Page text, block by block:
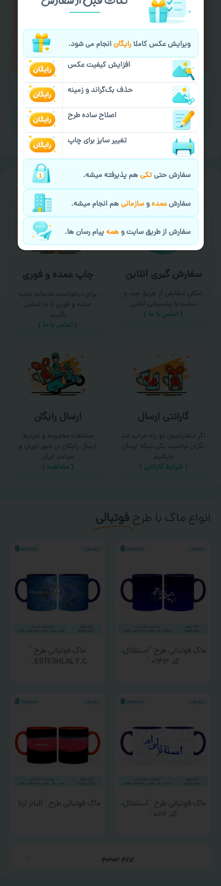
کادو کردن سفارش با اپراتو عکسچاپ هماهنگی
لازم را انجام دهید.
ایمیل جهت ثبت یا پیگیری سفارش:
aks4chap.com@gmail.com
برای ارسال پیام کلیک کنید
خیالت راحت ازسفارش گیری
سفارش گیری آنلاین
امکان سفارش از طریق چت و
سایت با پشتیبانی آنلاین
( تماس با ما‌ )
چاپ عمده و فوری
برای درخواست خدمات چاپ
عمده و فوری با ما تماس
بگیرید
( تماس با ما )
گارانتی ارسال
اگر سفارشتون تو راه خراب شد
نگران نباشید، یکی دیگه ارسال
میکنیم
( شرایط گارانتی )
ارسال رایگان
مشاهده محدوده و شرایط
ارسال رایگان در شهر تهران و
سراسر ایران
(مشاهده )
انواع ماگ با طرحفوتبالی
ماگ فوتبالی طرح ‘ استقلال،
کد ۰۱۴۳ ‘
ماگ فوتبالی طرح ‘
ESTEGHLAL F.C. ‘
ماگ فوتبالی طرح ‘ استقلال،
کد ۰۱۱۶ ‘
ماگ فوتبالی طرح ‘ آلیانز ارنا ‘
بریم ببینیم
ویرایش عکس کاملارایگانانجام می شود.
افزایش کیفیت عکس
حذف بک‌گراند و زمینه
اصلاح ساده طرح
تغییر سایز برای چاپ
سفارش حتیتکیهم پذیرفته میشه.
سفارشعمدهوسازمانیهم انجام میشه.
سفارش از طریق سایت وهمهپیام رسان ها.